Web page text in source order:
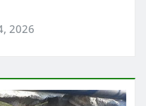
2026